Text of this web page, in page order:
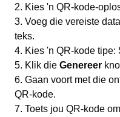
Kies 'n QR-kode-
Voeg die vereiste
teks.
Kies 'n QR-kode tipe:
Klik die Genereer
Gaan voort met die
QR-kode.
Toets jou QR-kode